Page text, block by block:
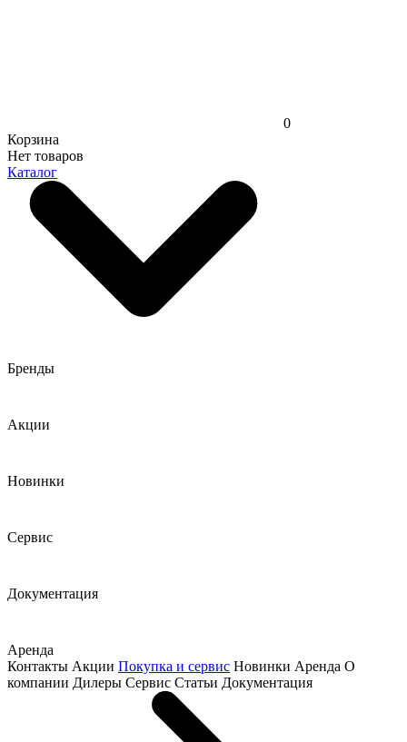
0
Корзина
Нет товаров
Каталог
Бренды
Акции
Новинки
Сервис
Документация
Аренда
Контакты Акции Покупка и сервис Новинки Аренда О
компании Дилеры Сервис Статьи Документация